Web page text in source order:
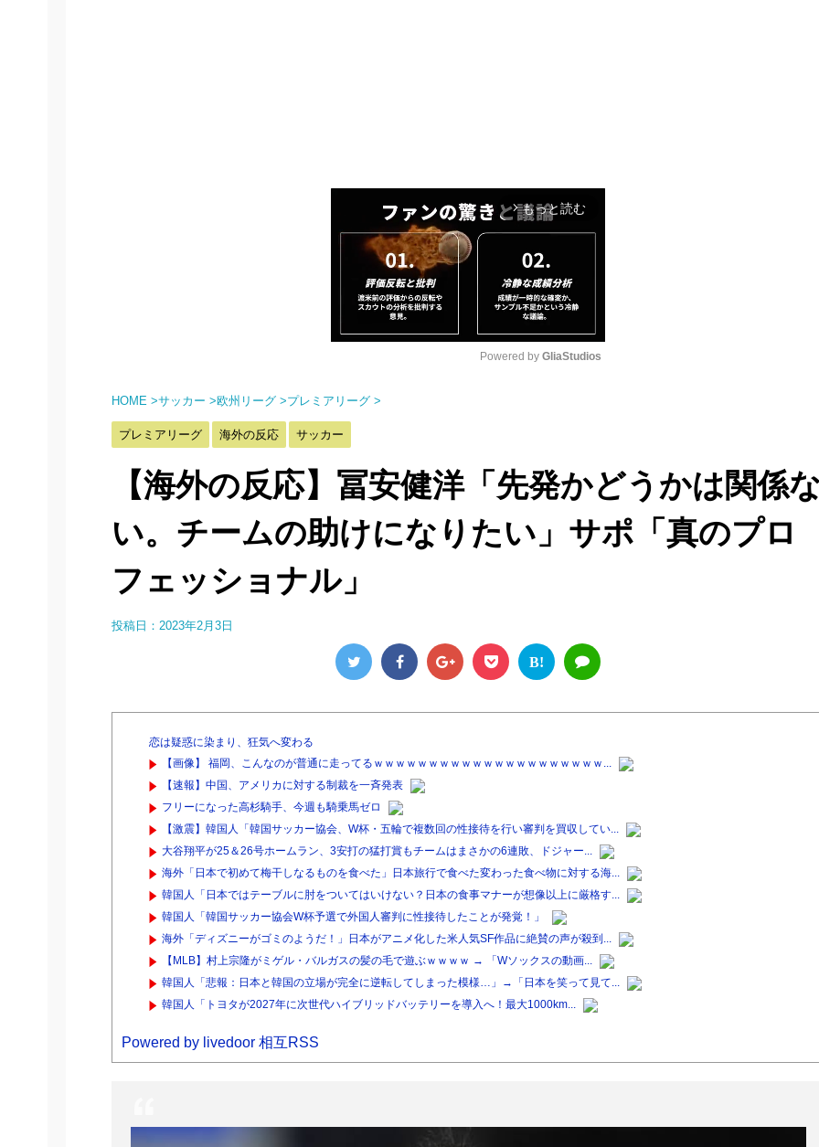
arrow_forward_ios もっと読む
e
Powered by GliaStudios
HOME >サッカー >欧州リーグ >プレミアリーグ >
プレミアリーグ 海外の反応 サッカー
【海外の反応】冨安健洋「先発かどうかは関係
い。チームの助けになりたい」サポ「真のプロ
フェッショナル」
投稿日： 2023年2月3日
B!
恋は疑惑に染まり、狂気へ変わる
【画像】 福岡、こんなのが普通に走ってるｗｗｗｗｗｗｗｗｗｗｗｗｗｗｗｗｗｗｗｗｗ...
【速報】中国、アメリカに対する制裁を一斉発表
フリーになった高杉騎手、今週も騎乗馬ゼロ
【激震】韓国人「韓国サッカー協会、W杯・五輪で複数回の性接待を行い審判を買収してい...
大谷翔平が25＆26号ホームラン、3安打の猛打賞もチームはまさかの6連敗、ドジャー...
海外「日本で初めて梅干しなるものを食べた」日本旅行で食べた変わった食べ物に対する海...
韓国人「日本ではテーブルに肘をついてはいけない？日本の食事マナーが想像以上に厳格す...
韓国人「韓国サッカー協会W杯予選で外国人審判に性接待したことが発覚！」
海外「ディズニーがゴミのようだ！」日本がアニメ化した米人気SF作品に絶賛の声が殺到...
【MLB】村上宗隆がミゲル・バルガスの髪の毛で遊ぶｗｗｗｗ → 「Wソックスの動画...
韓国人「悲報：日本と韓国の立場が完全に逆転してしまった模様…」→「日本を笑って見て...
韓国人「トヨタが2027年に次世代ハイブリッドバッテリーを導入へ！最大1000km...
Powered by livedoor 相互RSS